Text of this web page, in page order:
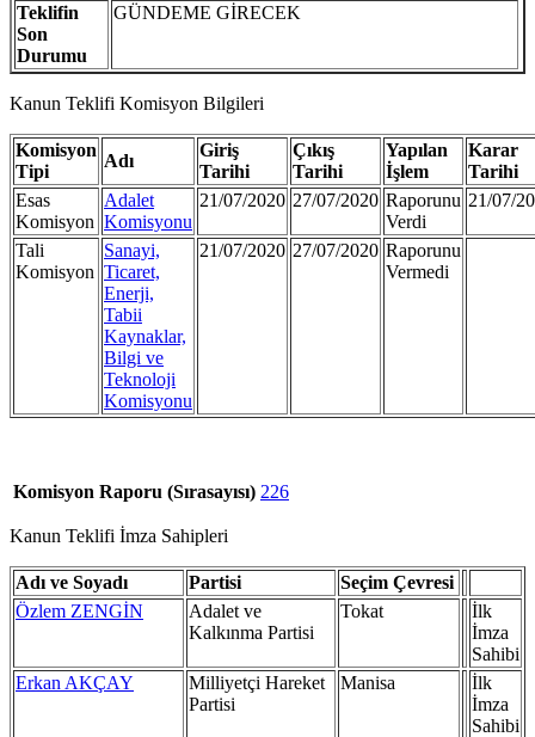
Teklifin
Son
Durumu
GÜNDEME GİRECEK
Kanun Teklifi Komisyon Bilgileri
Komisyon
Tipi
Adı
Giriş
Tarihi
Çıkış
Tarihi
Yapılan
İşlem
Karar
Tarihi
Esas
Komisyon
Adalet
Komisyonu
21/07/2020 27/07/2020 Raporunu
Verdi
21/07/
Tali
Komisyon
Sanayi,
Ticaret,
Enerji,
Tabii
Kaynaklar,
Bilgi ve
Teknoloji
Komisyonu
21/07/2020 27/07/2020 Raporunu
Vermedi
Komisyon Raporu (Sırasayısı) 226
Kanun Teklifi İmza Sahipleri
Adı ve Soyadı Partisi
Seçim Çevresi
Özlem ZENGİN
Adalet ve
Kalkınma Partisi
Tokat
İlk
İmza
Sahibi
Erkan AKÇAY
Milliyetçi Hareket
Partisi
Manisa
İlk
İmza
Sahibi